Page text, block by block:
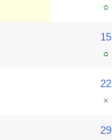
○
15
○
22
×
29